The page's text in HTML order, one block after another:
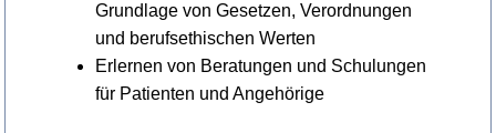
Grundlage von Gesetzen, Verordnungen
und berufsethischen Werten
Erlernen von Beratungen und Schulungen
für Patienten und Angehörige